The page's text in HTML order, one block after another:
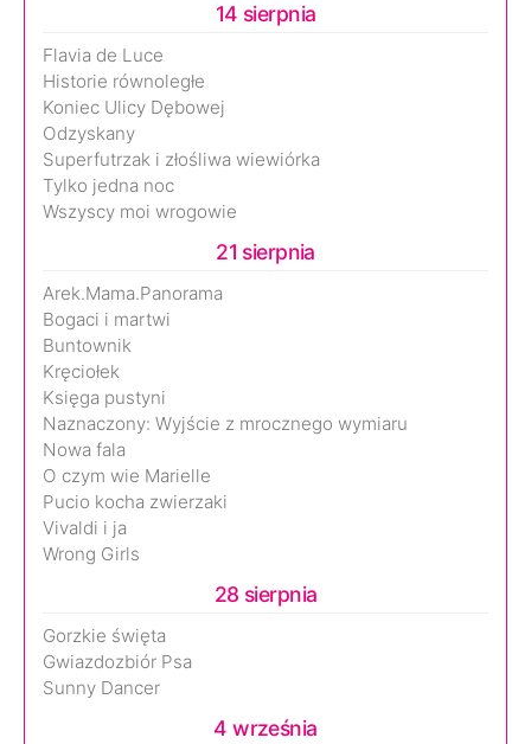
14 sierpnia
Flavia de Luce
Historie równoległe
Koniec Ulicy Dębowej
Odzyskany
Superfutrzak i złośliwa wiewiórka
Tylko jedna noc
Wszyscy moi wrogowie
21 sierpnia
Arek.Mama.Panorama
Bogaci i martwi
Buntownik
Kręciołek
Księga pustyni
Naznaczony: Wyjście z mrocznego wymiaru
Nowa fala
O czym wie Marielle
Pucio kocha zwierzaki
Vivaldi i ja
Wrong Girls
28 sierpnia
Gorzkie święta
Gwiazdozbiór Psa
Sunny Dancer
4 września